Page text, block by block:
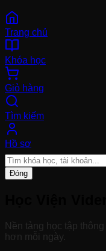
Trang chủ
Khóa học
Giỏ hàng
Tìm kiếm
Hồ sơ
Đóng
Nền tảng học tập
hơn mỗi ngày.